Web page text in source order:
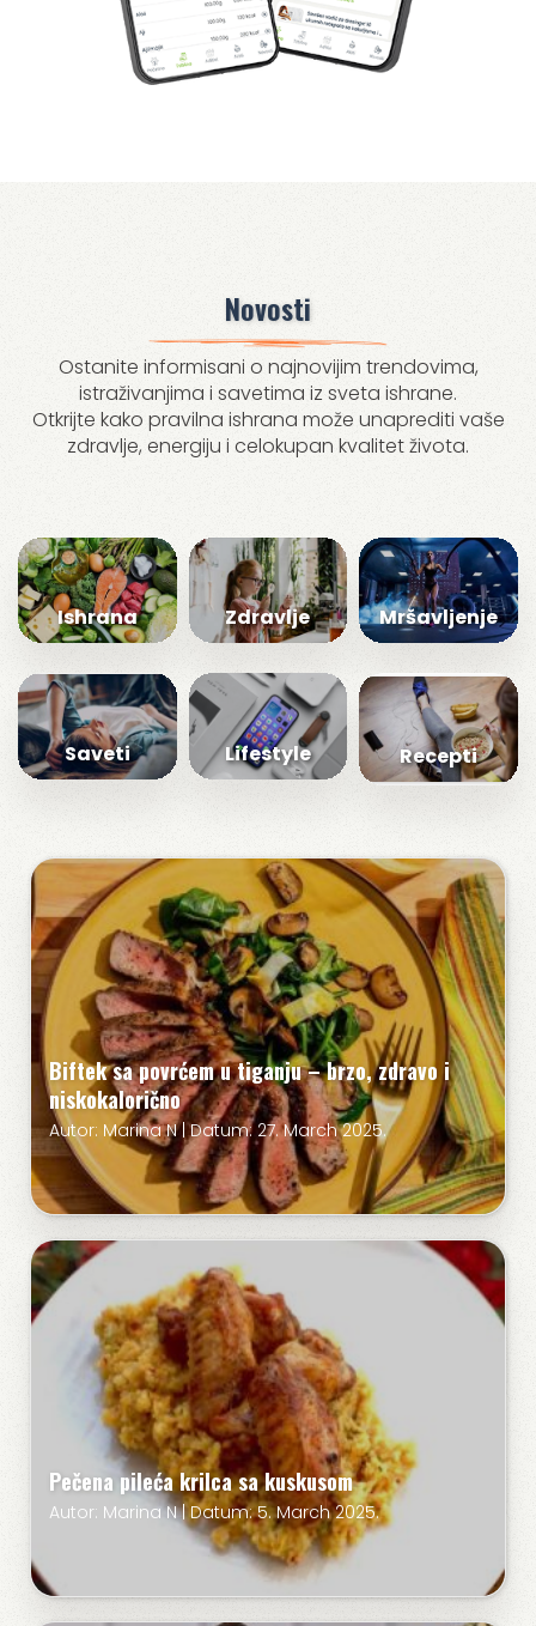
Novosti
Ostanite informisani o najnovijim trendovima,
istraživanjima i savetima iz sveta ishrane.
Otkrijte kako pravilna ishrana može unaprediti vaše
zdravlje, energiju i celokupan kvalitet života.
Ishrana Zdravlje Mršavljenje
Saveti Lifestyle Recepti
Biftek sa povrćem u tiganju – brzo, zdravo i
niskokalorično
Autor: Marina N | Datum: 27. March 2025.
Pečena pileća krilca sa kuskusom
Autor: Marina N | Datum: 5. March 2025.